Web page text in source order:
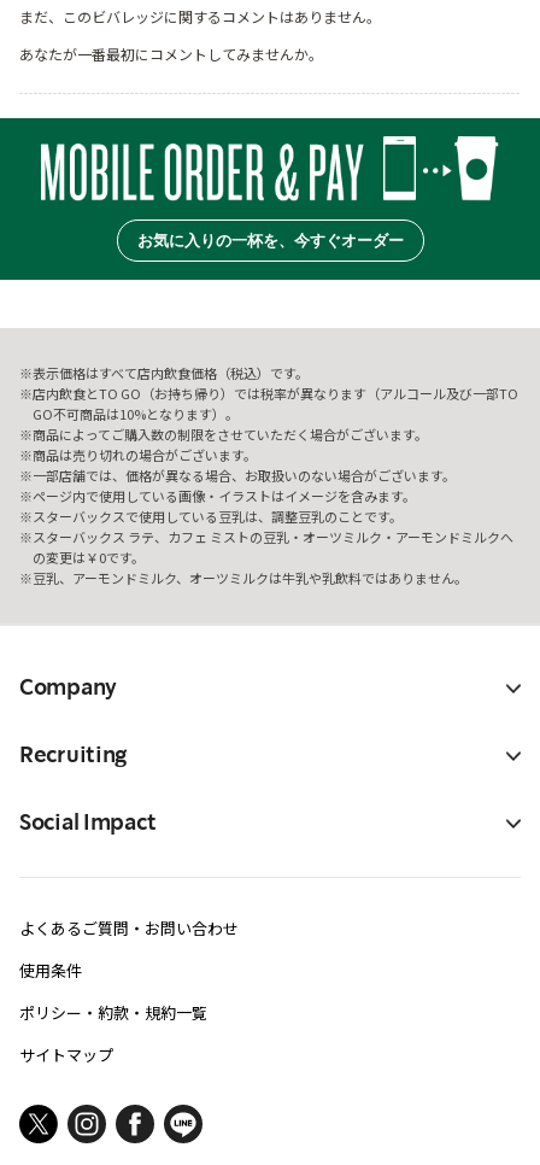
まだ、このビバレッジに関するコメントはありません。
あなたが一番最初にコメントしてみませんか。
お気に入りの一杯を、今すぐオーダー
表示価格はすべて店内飲食価格（税込）です。
店内飲食とTO GO（お持ち帰り）では税率が異なります（アルコール及び一部TO
GO不可商品は10%となります）。
商品によってご購入数の制限をさせていただく場合がございます。
商品は売り切れの場合がございます。
一部店舗では、価格が異なる場合、お取扱いのない場合がございます。
ページ内で使用している画像・イラストはイメージを含みます。
スターバックスで使用している豆乳は、調整豆乳のことです。
スターバックス ラテ、カフェ ミストの豆乳・オーツミルク・アーモンドミルクへ
の変更は￥0です。
豆乳、アーモンドミルク、オーツミルクは牛乳や乳飲料ではありません。
Company
Recruiting
Social Impact
よくあるご質問・お問い合わせ
使用条件
ポリシー・約款・規約一覧
サイトマップ